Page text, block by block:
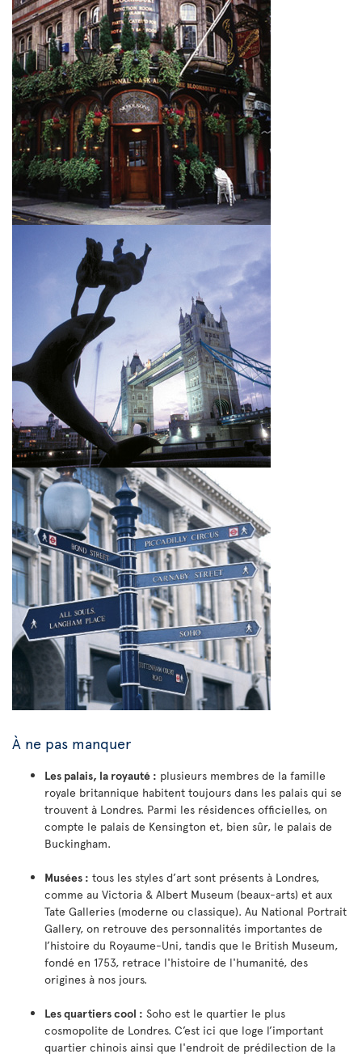
À ne pas manquer
Les palais, la royauté : plusieurs membres de la famille
royale britannique habitent toujours dans les palais qui se
trouvent à Londres. Parmi les résidences officielles, on
compte le palais de Kensington et, bien sûr, le palais de
Buckingham.
Musées : tous les styles d’art sont présents à Londres,
comme au Victoria & Albert Museum (beaux-arts) et aux
Tate Galleries (moderne ou classique). Au National Portrait
Gallery, on retrouve des personnalités importantes de
l’histoire du Royaume-Uni, tandis que le British Museum,
fondé en 1753, retrace l'histoire de l'humanité, des
origines à nos jours.
Les quartiers cool : Soho est le quartier le plus
cosmopolite de Londres. C’est ici que loge l’important
quartier chinois ainsi que l'endroit de prédilection de la